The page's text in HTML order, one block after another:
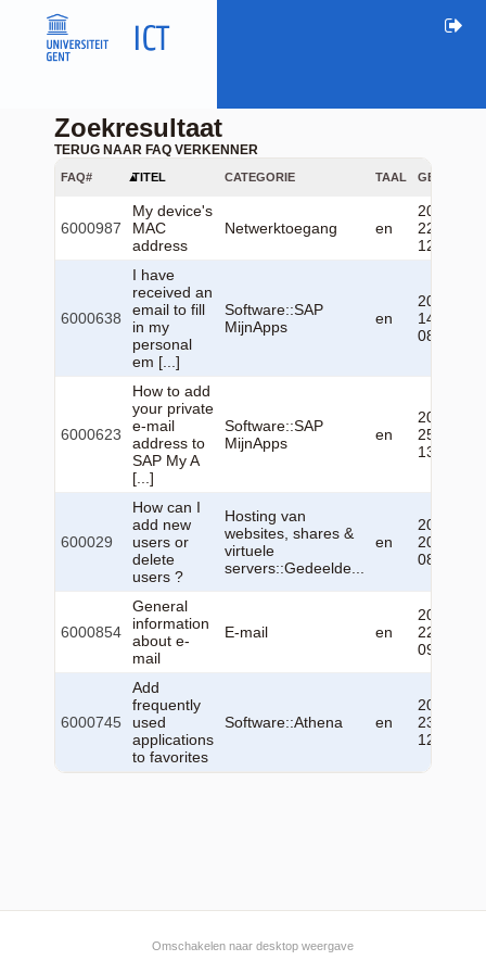
Zoekresultaat
TERUG NAAR FAQ VERKENNER
FAQ# TITEL CATEGORIE TAAL GEWIJZIGD
6000987
My device's
MAC
address
Netwerktoegang en
2026-06-
22
12:43:51
6000638
I have
received an
email to fill
in my
personal
em [...]
Software::SAP
MijnApps
en
2026-01-
14
08:20:19
6000623
How to add
your private
e-mail
address to
SAP My A
[...]
Software::SAP
MijnApps
en
2024-09-
25
13:06:48
600029
How can I
add new
users or
delete
users ?
Hosting van
websites, shares &
virtuele
servers::Gedeelde...
en
2026-05-
20
08:44:27
6000854
General
information
about e-
mail
E-mail en
2026-06-
22
09:35:56
6000745
Add
frequently
used
applications
to favorites
Software::Athena en
2026-06-
23
12:28:42
Omschakelen naar desktop weergave